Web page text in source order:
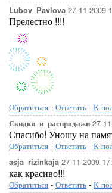
Lubov_Pavlova 27-11-2009-
Прелестно !!!!
Обратиться - Ответить - К
Скидки_и_распродажи 27-
Спасибо! Уношу на
Обратиться - Ответить - К
asja_rizinkaja 27-11-2009-
как красиво!!!
Обратиться - Ответить - К